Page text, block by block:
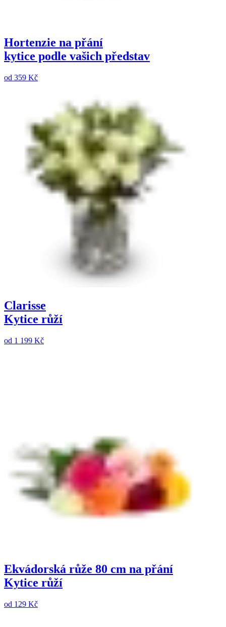
Hortenzie na přání
kytice podle vašich představ
od 359 Kč
Clarisse
Kytice růží
od 1 199 Kč
Ekvádorská růže 80 cm na přání
Kytice růží
od 129 Kč